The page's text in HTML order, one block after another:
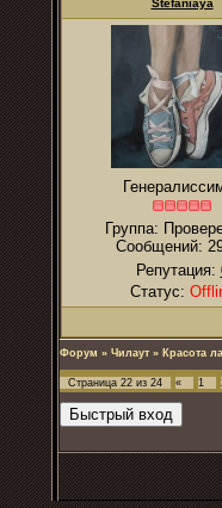
Stefaniaya
Группа:
Сообщений:
Репутация:
Статус:
Форум » Чилаут » Красота
Страница 22 из 24 « 1